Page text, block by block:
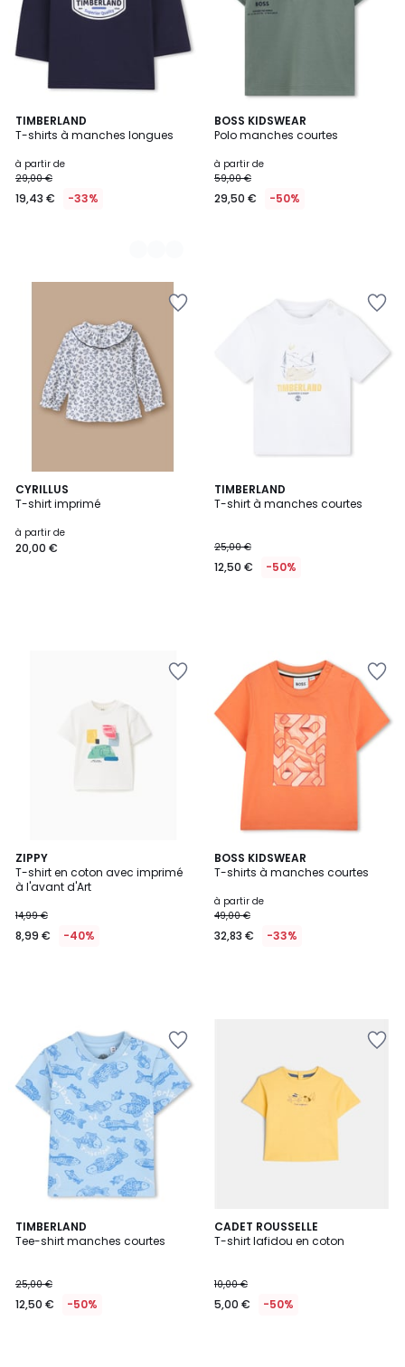
TIMBERLAND
T-shirts à manches longues
à partir de
29,00 €
19,43 € -33%
4
Couleurs
BOSS KIDSWEAR
Polo manches courtes
à partir de
59,00 €
29,50 € -50%
CYRILLUS
T-shirt imprimé
à partir de
20,00 €
TIMBERLAND
T-shirt à manches courtes
25,00 €
12,50 € -50%
ZIPPY
T-shirt en coton avec imprimé
à l'avant d'Art
14,99 €
8,99 € -40%
BOSS KIDSWEAR
T-shirts à manches courtes
à partir de
49,00 €
32,83 € -33%
TIMBERLAND
Tee-shirt manches courtes
25,00 €
12,50 € -50%
CADET ROUSSELLE
T-shirt lafidou en coton
10,00 €
5,00 € -50%